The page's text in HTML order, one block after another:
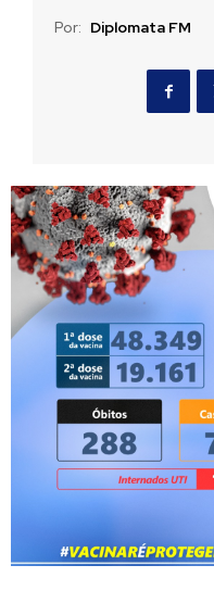
Por: Diplomata FM